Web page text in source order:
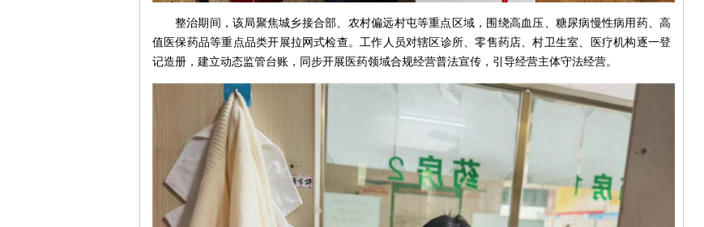
整治期间，该局聚焦城乡接合部、农村偏远村屯等重点区域，围绕高血压、糖尿病慢性病用药、高
值医保药品等重点品类开展拉网式检查。工作人员对辖区诊所、零售药店、村卫生室、医疗机构逐一登
记造册，建立动态监管台账，同步开展医药领域合规经营普法宣传，引导经营主体守法经营。